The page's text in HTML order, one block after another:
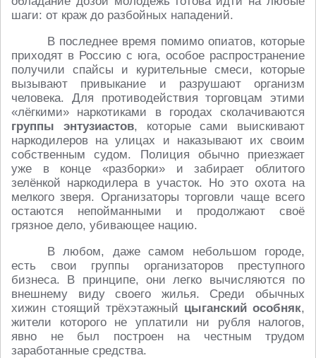
шаги: от краж до разбойных нападений.
В последнее время помимо опиатов, которые
приходят в Россию с юга, особое распространение
получили спайсы и курительные смеси, которые
вызывают привыкание и разрушают организм
человека. Для противодействия торговцам этими
«лёгкими» наркотиками в городах сколачиваются
группы энтузиастов, которые сами выискивают
наркодилеров на улицах и наказывают их своим
собственным судом. Полиция обычно приезжает
уже в конце «разборки» и забирает облитого
зелёнкой наркодилера в участок. Но это охота на
мелкого зверя. Организаторы торговли чаще всего
остаются непойманными и продолжают своё
грязное дело, убивающее нацию.
В любом, даже самом небольшом городе,
есть свои группы организаторов преступного
бизнеса. В принципе, они легко вычисляются по
внешнему виду своего жилья. Среди обычных
хижин стоящий трёхэтажный цыганский особняк,
жители которого не уплатили ни рубля налогов,
явно не был построен на честным трудом
заработанные средства.